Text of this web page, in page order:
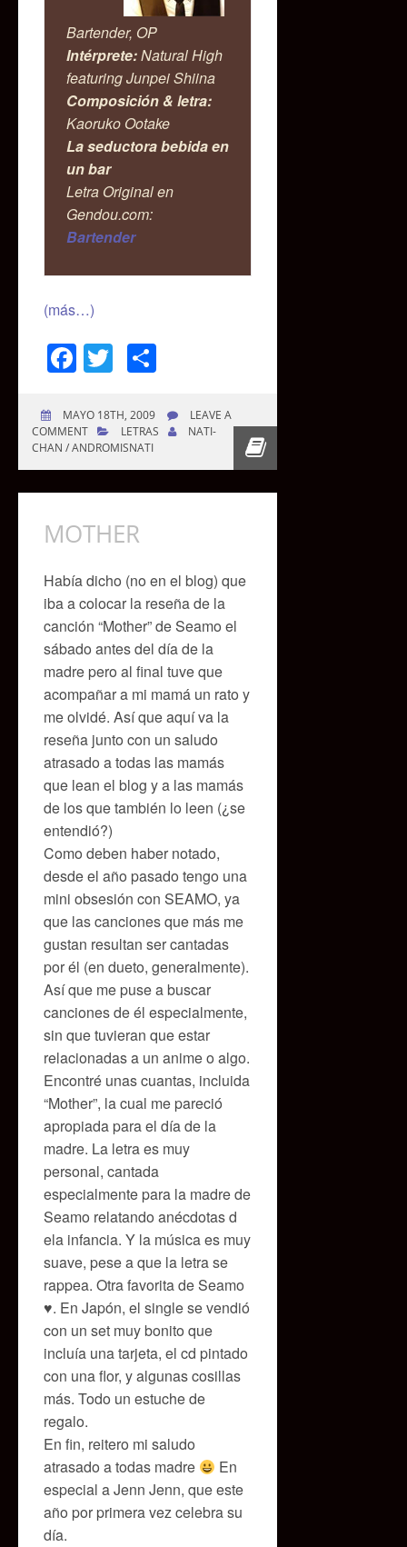
Bartender, OP
Intérprete:Natural High
featuring Junpei Shiina
Composición & letra:
Kaoruko Ootake
La seductora bebida en
un bar
Letra Original en
Gendou.com:
Bartender
(más…)
Facebook
Twitter
MAYO 18TH, 2009
LEAVE A
COMMENT
LETRAS
NATI-
CHAN / ANDROMISNATI
MOTHER
Había dicho (no en el blog) que
iba a colocar la reseña de la
canción “Mother” de Seamo el
sábado antes del día de la
madre pero al final tuve que
acompañar a mi mamá un rato y
me olvidé. Así que aquí va la
reseña junto con un saludo
atrasado a todas las mamás
que lean el blog y a las mamás
de los que también lo leen (¿se
entendió?)
Como deben haber notado,
desde el año pasado tengo una
mini obsesión con SEAMO, ya
que las canciones que más me
gustan resultan ser cantadas
por él (en dueto, generalmente).
Así que me puse a buscar
canciones de él especialmente,
sin que tuvieran que estar
relacionadas a un anime o algo.
Encontré unas cuantas, incluida
“Mother”, la cual me pareció
apropiada para el día de la
madre. La letra es muy
personal, cantada
especialmente para la madre de
Seamo relatando anécdotas d
ela infancia. Y la música es muy
suave, pese a que la letra se
rappea. Otra favorita de Seamo
♥. En Japón, el single se vendió
con un set muy bonito que
incluía una tarjeta, el cd pintado
con una flor, y algunas cosillas
más. Todo un estuche de
regalo.
En fin, reitero mi saludo
atrasado a todas madre
En
especial a Jenn Jenn, que este
año por primera vez celebra su
día.